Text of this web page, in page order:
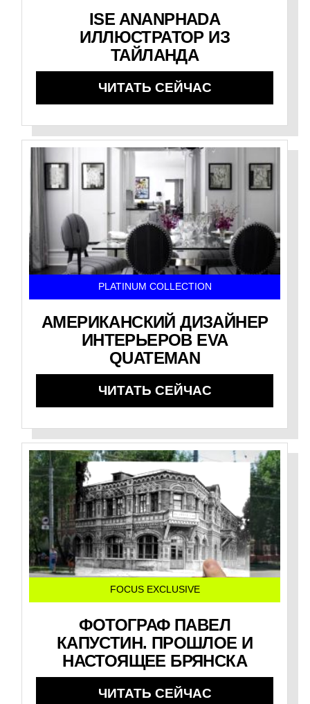
ISE ANANPHADA
ИЛЛЮСТРАТОР ИЗ
ТАЙЛАНДА
ЧИТАТЬ СЕЙЧАС
PLATINUM COLLECTION
АМЕРИКАНСКИЙ ДИЗАЙНЕР
ИНТЕРЬЕРОВ EVA
QUATEMAN
ЧИТАТЬ СЕЙЧАС
FOCUS EXCLUSIVE
ФОТОГРАФ ПАВЕЛ
КАПУСТИН. ПРОШЛОЕ И
НАСТОЯЩЕЕ БРЯНСКА
ЧИТАТЬ СЕЙЧАС